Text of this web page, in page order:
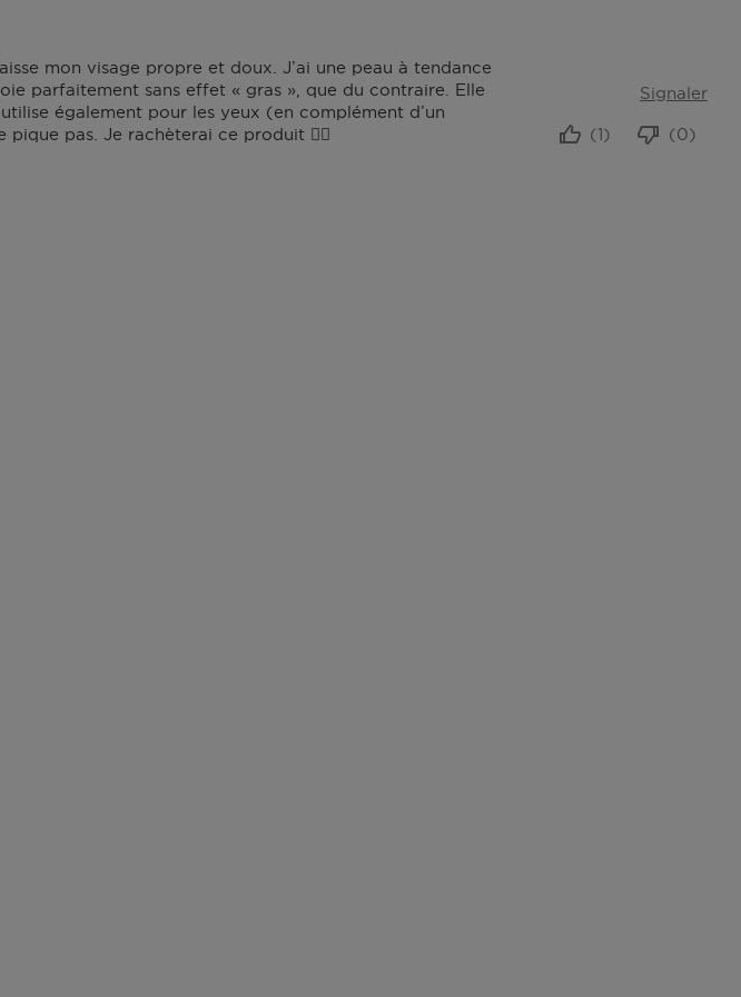
mon visage propre et doux. J’ai une peau à tendance
parfaitement sans effet « gras », que du contraire. Elle
également pour les yeux (en complément d’un
pas. Je rachèterai ce produit 👍🏻
Signaler
(0)
(1)